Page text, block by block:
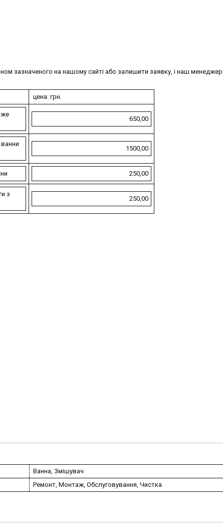
зазначеного на нашому сайті або залишити заявку, і наш менеджер
цена: грн.
650,00
1500,00
250,00
з
250,00
Ванна, Змішувач
Ремонт, Монтаж, Обслуговування, Чистка